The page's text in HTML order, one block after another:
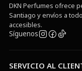
DKN Perfumes ofrece
Santiago y envíos a
accesibles.
Síguenos
SERVICIO AL